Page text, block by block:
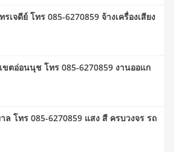
เจดีย์ โทร 085-6270859 จ้างเครื่องเสียง
เขตอ่อนนุช โทร 085-6270859 งานออแก
ล โทร 085-6270859 แสง สี ครบวงจร รถ